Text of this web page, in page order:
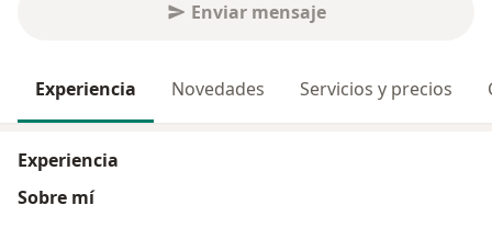
Enviar mensaje
Experiencia Novedades Servicios y precios
Experiencia
Sobre mí